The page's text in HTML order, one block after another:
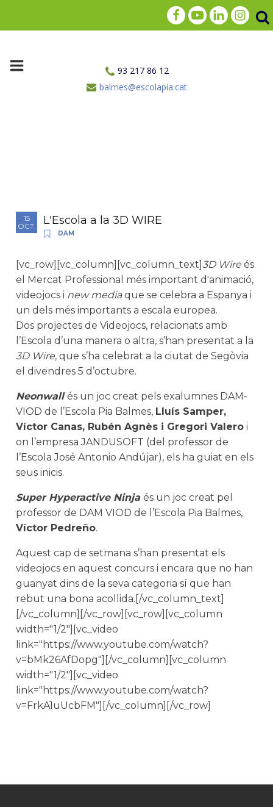
93 217 86 12
balmes@escolapia.cat
15
OCT.
L'Escola a la 3D WIRE
DAM
[vc_row][vc_column][vc_column_text]3D Wire és
el Mercat Professional més important d'animació,
videojocs i new mediaque se celebra a Espanya i
un dels més importants a escala europea.
Dos projectes de Videojocs, relacionats amb
l’Escola d’una manera o altra, s’han presentat a la
3D Wire, que s’ha celebrat a la ciutat de Segòvia
el divendres 5 d’octubre.
Neonwall és un joc creat pels exalumnes DAM-
VIOD de l’Escola Pia Balmes, Lluís Samper,
Víctor Canas, Rubén Agnès i Gregori Valero i
on l’empresa JANDUSOFT (del professor de
l’Escola José Antonio Andújar), els ha guiat en els
seus inicis.
Super Hyperactive Ninja és un joc creat pel
professor de DAM VIOD de l’Escola Pia Balmes,
Víctor Pedreño.
Aquest cap de setmana s’han presentat els
videojocs en aquest concurs i encara que no han
guanyat dins de la seva categoria sí que han
rebut una bona acollida.[/vc_column_text]
[/vc_column][/vc_row][vc_row][vc_column
width="1/2"][vc_video
link="https://www.youtube.com/watch?
v=bMk26AfDopg"][/vc_column][vc_column
width="1/2"][vc_video
link="https://www.youtube.com/watch?
v=FrkA1uUcbFM"][/vc_column][/vc_row]